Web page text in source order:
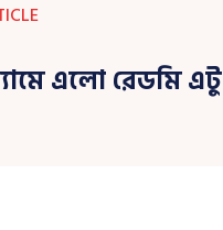
এলো রেডমি এটু